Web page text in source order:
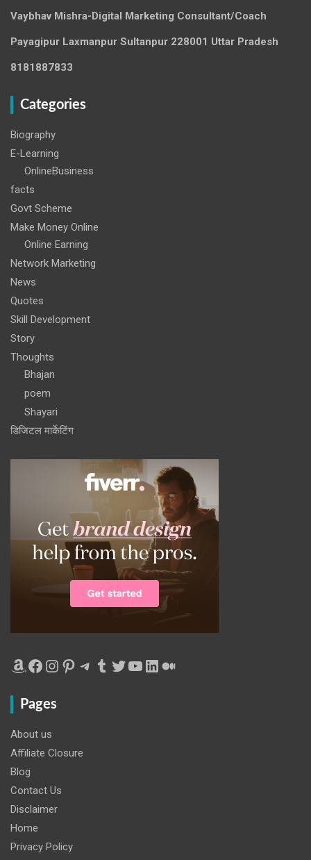
Vaybhav Mishra-Digital Marketing Consultant/Coach
Payagipur Laxmanpur Sultanpur 228001 Uttar Pradesh
8181887833
Categories
Biography
E-Learning
OnlineBusiness
facts
Govt Scheme
Make Money Online
Online Earning
Network Marketing
News
Quotes
Skill Development
Story
Thoughts
Bhajan
poem
Shayari
डिजिटल मार्केटिंग
Amazon
Facebook
Instagram
Pinterest
Telegram
Tumblr
Twitter
YouTube
LinkedIn
Medium
Pages
About us
Affiliate Closure
Blog
Contact Us
Disclaimer
Home
Privacy Policy